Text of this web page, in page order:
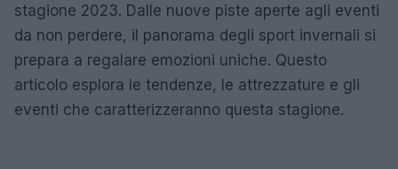
stagione 2023. Dalle nuove piste aperte agli eventi
da non perdere, il panorama degli sport invernali si
prepara a regalare emozioni uniche. Questo
articolo esplora le tendenze, le attrezzature e gli
eventi che caratterizzeranno questa stagione.